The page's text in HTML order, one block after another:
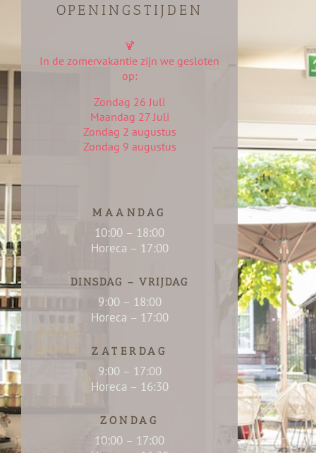
OPENINGSTIJDEN
🍹
In de zomervakantie zijn we gesloten
op:
Zondag 26 Juli
Maandag 27 Juli
Zondag 2 augustus
Zondag 9 augustus
MAANDAG
10:00 – 18:00
Horeca – 17:00
DINSDAG – VRIJDAG
9:00 – 18:00
Horeca – 17:00
ZATERDAG
9:00 – 17:00
Horeca – 16:30
ZONDAG
10:00 – 17:00